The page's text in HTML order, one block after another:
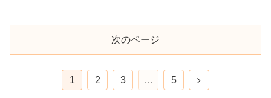
次のページ
1 2 3 … 5